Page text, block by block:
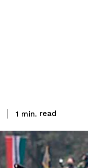
1 min. read